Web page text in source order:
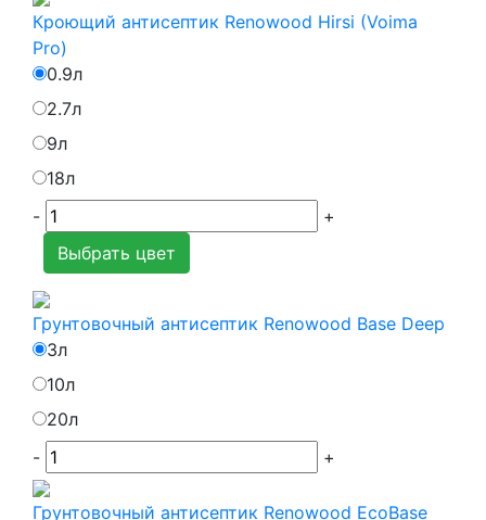
Кроющий антисептик Renowood Hirsi (Voima
Pro)
0.9л
2.7л
9л
18л
-
+
Выбрать цвет
Грунтовочный антисептик Renowood Base Deep
3л
10л
20л
-
+
Грунтовочный антисептик Renowood EcoBase